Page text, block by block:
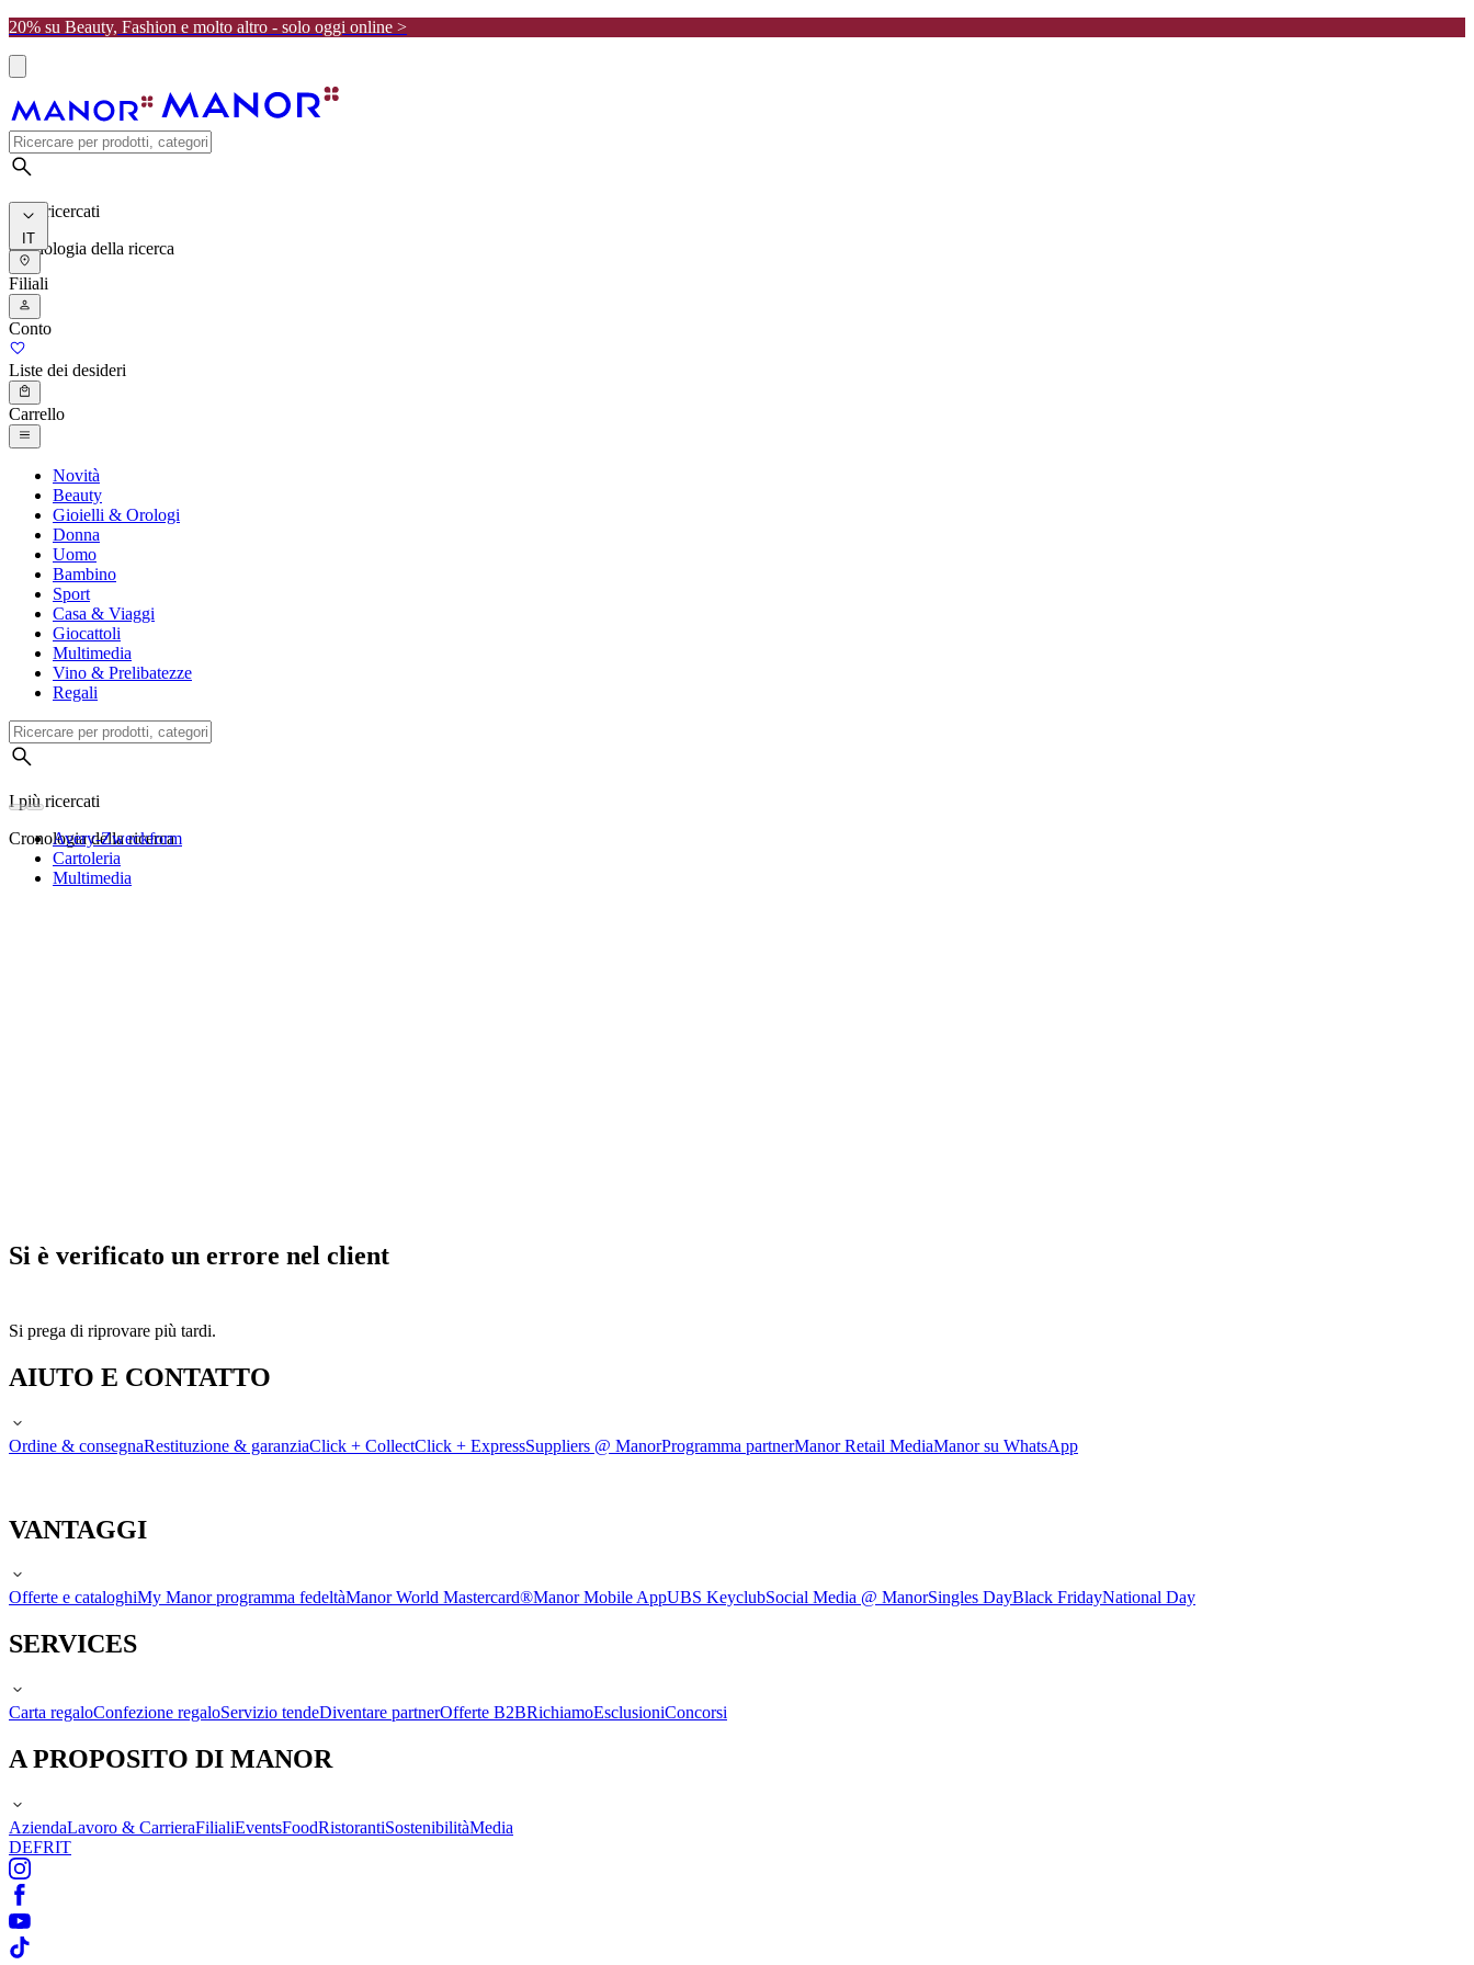
20% su Beauty, Fashion e molto altro - solo oggi online >
I più ricercati
Cronologia della ricerca
IT
Filiali
Conto
Liste dei desideri
Carrello
Novità
Beauty
Gioielli & Orologi
Donna
Uomo
Bambino
Sport
Casa & Viaggi
Giocattoli
Multimedia
Vino & Prelibatezze
Regali
I più ricercati
Cronologia della ricerca
Avery-Zweckform
Cartoleria
Multimedia
Si è verificato un errore nel client
Si prega di riprovare più tardi.
AIUTO E CONTATTO
Ordine & consegnaRestituzione & garanziaClick + CollectClick + ExpressSuppliers @ ManorProgramma partnerManor Retail MediaManor su WhatsApp
VANTAGGI
Offerte e cataloghiMy Manor programma fedeltàManor World Mastercard®Manor Mobile AppUBS KeyclubSocial Media @ ManorSingles DayBlack FridayNational Day
SERVICES
Carta regaloConfezione regaloServizio tendeDiventare partnerOfferte B2BRichiamoEsclusioniConcorsi
A PROPOSITO DI MANOR
AziendaLavoro & CarrieraFilialiEventsFoodRistorantiSostenibilitàMedia
DEFRIT